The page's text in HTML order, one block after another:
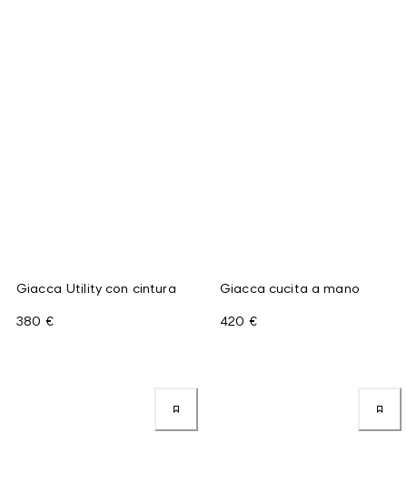
Giacca Utility con cintura
380 €
Giacca cucita a mano
420 €